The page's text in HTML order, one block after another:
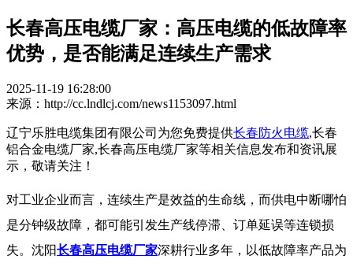
长春高压电缆厂家：高压电缆的低故障率
优势，是否能满足连续生产需求
2025-11-19 16:28:00
来源：http://cc.lndlcj.com/news1153097.html
辽宁乐胜电缆集团有限公司为您免费提供长春防火电缆,长春
铝合金电缆厂家,长春高压电缆厂家等相关信息发布和资讯展
示，敬请关注！
对工业企业而言，连续生产是效益的生命线，而供电中断哪怕
是分钟级故障，都可能引发生产线停滞、订单延误等连锁损
失。 沈阳长春高压电缆厂家深耕行业多年，以低故障率产品为